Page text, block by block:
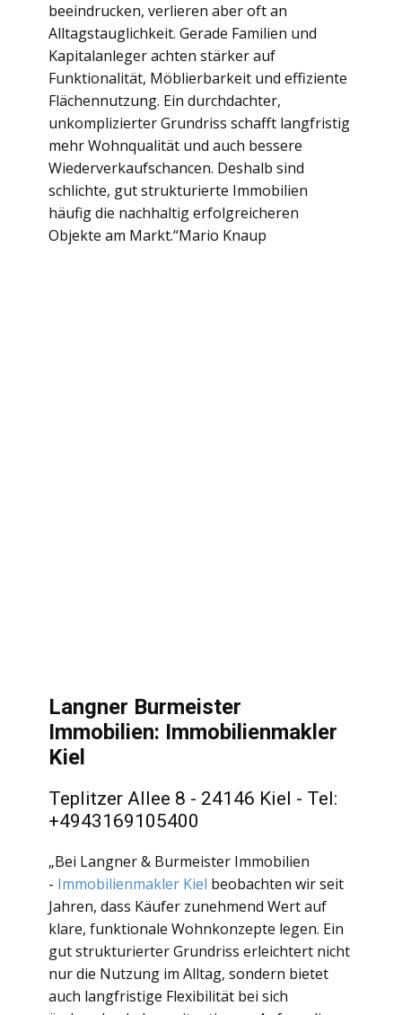
beeindrucken, verlieren aber oft an
Alltagstauglichkeit. Gerade Familien und
Kapitalanleger achten stärker auf
Funktionalität, Möblierbarkeit und effiziente
Flächennutzung. Ein durchdachter,
unkomplizierter Grundriss schafft langfristig
mehr Wohnqualität und auch bessere
Wiederverkaufschancen. Deshalb sind
schlichte, gut strukturierte Immobilien
häufig die nachhaltig erfolgreicheren
Objekte am Markt.“Mario Knaup
Langner Burmeister
Immobilien: Immobilienmakler
Kiel
Teplitzer Allee 8 - 24146 Kiel - Tel:
+4943169105400
„Bei Langner & Burmeister Immobilien
- Immobilienmakler Kiel beobachten wir seit
Jahren, dass Käufer zunehmend Wert auf
klare, funktionale Wohnkonzepte legen. Ein
gut strukturierter Grundriss erleichtert nicht
nur die Nutzung im Alltag, sondern bietet
auch langfristige Flexibilität bei sich